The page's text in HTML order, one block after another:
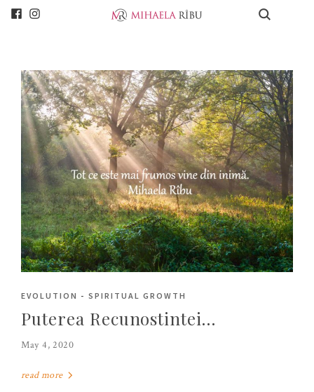
EVOLUTION - SPIRITUAL GROWTH
Puterea Recunostintei…
May 4, 2020
read more